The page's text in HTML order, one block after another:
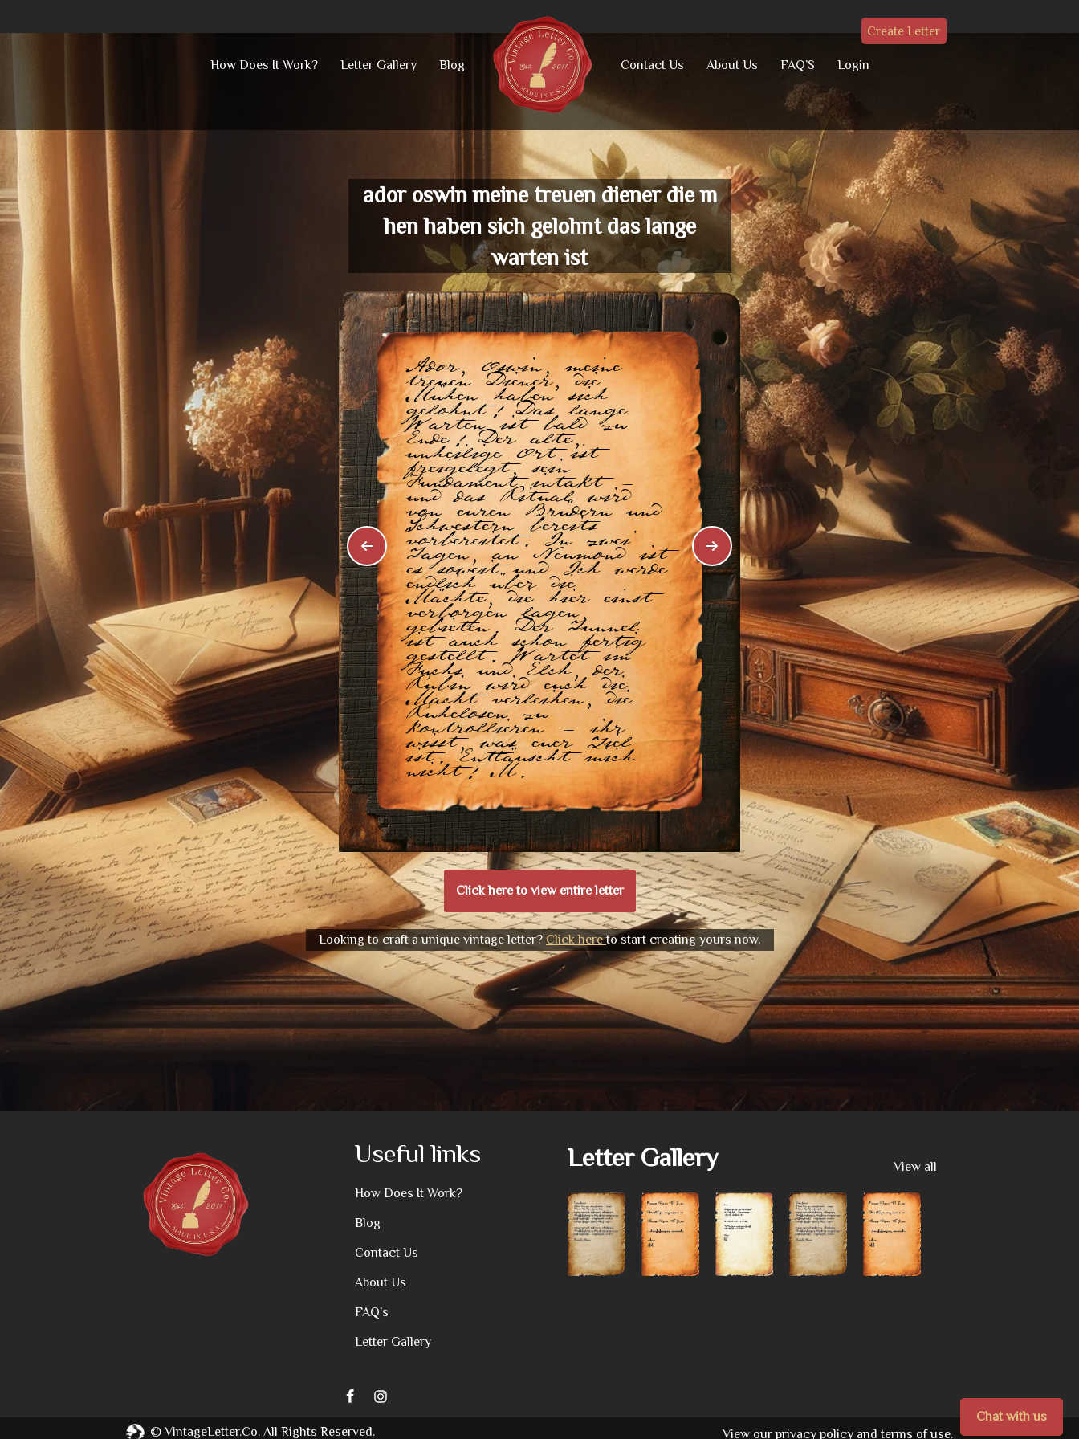
How Does It Work? Letter Gallery Blog Contact Us About Us FAQ’S Login
Create Letter
ador oswin meine treuen diener die m
hen haben sich gelohnt das lange
warten ist
Ador, Oswin, meine
treuen Diener, die
Mühen haben sich
gelohnt! Das lange
Warten ist bald zu
Ende! Der alte,
unheilige Ort ist
freigelegt, sein
Fundament intakt -
und das Ritual wird
von euren Brüdern und
Schwestern bereits
vorbereitet. In zwei
Tagen, an Neumond ist
es soweit und Ich werde
endlich über die
Mächte, die hier einst
verborgen lagen,
gebieten. Der Tunnel
ist auch schon fertig
gestellt. Wartet im
Fuchs und Elch, der
Rubin wird euch die
Macht verleihen, die
Ruhelosen zu
kontrollieren - ihr
wisst, was euer Ziel
ist. Enttäuscht mich
nicht! M.
Click here to view entire letter
Looking to craft a unique vintage letter? Click hereto start creating yours now.
Useful links
How Does It Work?
Blog
Contact Us
About Us
FAQ’s
Letter Gallery
Letter Gallery View all
©VintageLetter.co. All Rights Reserved. View ourprivacy policy and terms of use.
Chat with us